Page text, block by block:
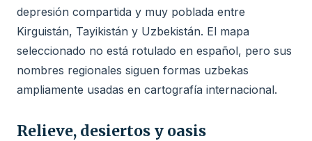
depresión compartida y muy poblada entre
Kirguistán, Tayikistán y Uzbekistán. El mapa
seleccionado no está rotulado en español, pero sus
nombres regionales siguen formas uzbekas
ampliamente usadas en cartografía internacional.
Relieve, desiertos y oasis